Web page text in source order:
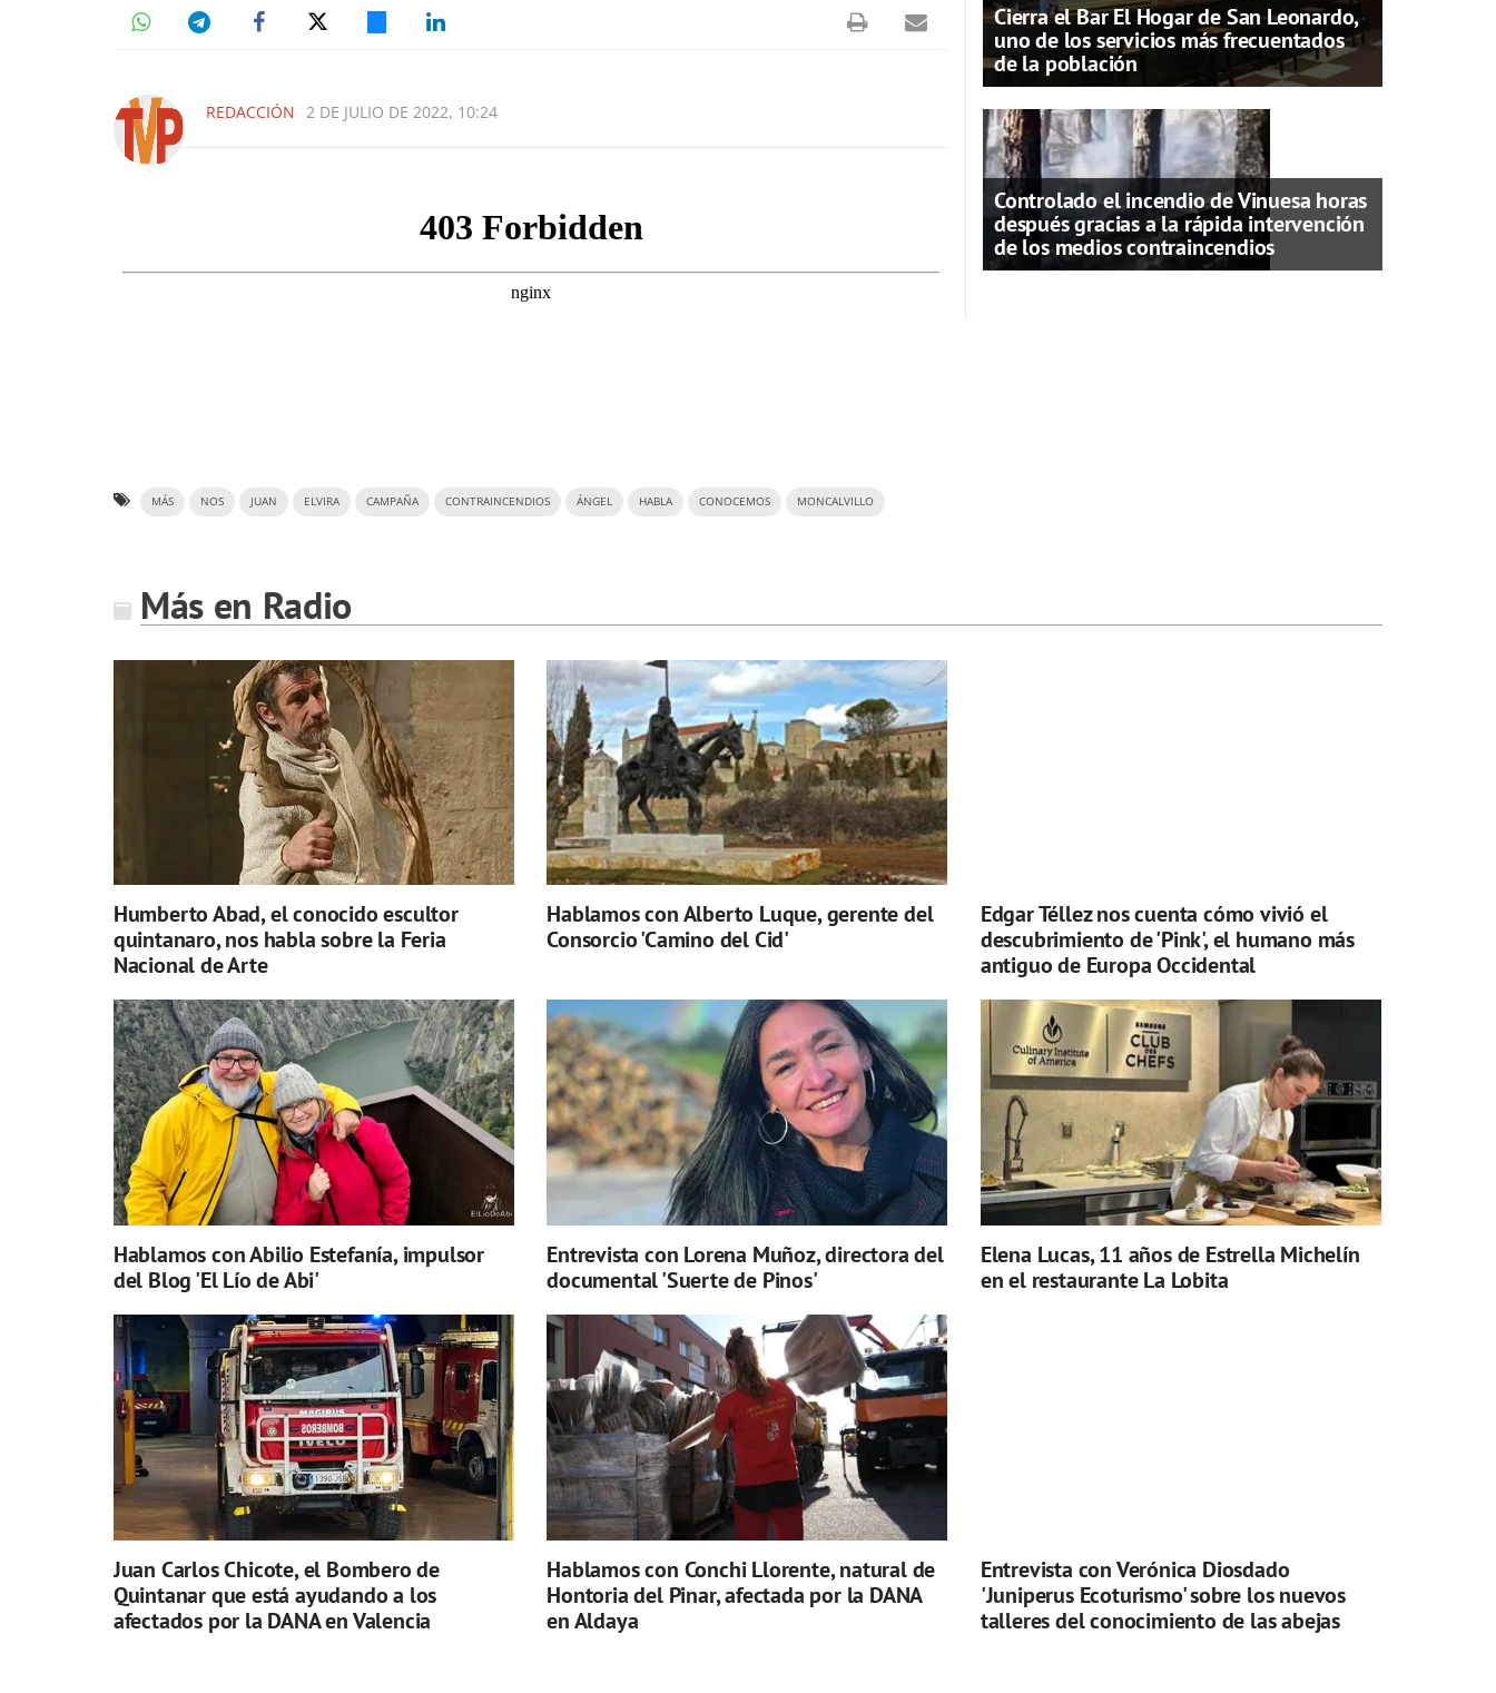
REDACCIÓN 2 DE JULIO DE 2022, 10:24
MÁS NOS JUAN ELVIRA CAMPAÑA CONTRAINCENDIOS ÁNGEL HABLA CONOCEMOS MONCALVILLO
Cierra el Bar El Hogar de San Leonardo,
uno de los servicios más frecuentados
de la población
Controlado el incendio de Vinuesa horas
después gracias a la rápida intervención
de los medios contraincendios
Más en Radio
Humberto Abad, el conocido escultor
quintanaro, nos habla sobre la Feria
Nacional de Arte
Hablamos con Alberto Luque, gerente del
Consorcio 'Camino del Cid'
Edgar Téllez nos cuenta cómo vivió el
descubrimiento de 'Pink', el humano más
antiguo de Europa Occidental
Hablamos con Abilio Estefanía, impulsor
del Blog 'El Lío de Abi'
Entrevista con Lorena Muñoz, directora del
documental 'Suerte de Pinos'
Elena Lucas, 11 años de Estrella Michelín
en el restaurante La Lobita
Juan Carlos Chicote, el Bombero de
Quintanar que está ayudando a los
afectados por la DANA en Valencia
Hablamos con Conchi Llorente, natural de
Hontoria del Pinar, afectada por la DANA
en Aldaya
Entrevista con Verónica Diosdado
'Juniperus Ecoturismo' sobre los nuevos
talleres del conocimiento de las abejas